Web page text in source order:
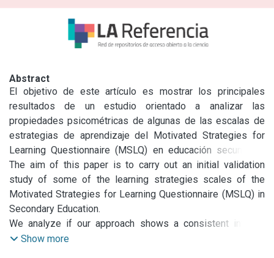
Abstract
El objetivo de este artículo es mostrar los principales
resultados de un estudio orientado a analizar las
propiedades psicométricas de algunas de las escalas de
estrategias de aprendizaje del Motivated Strategies for
Learning Questionnaire (MSLQ) en educación secundaria.
Con ello, se ha pretendido comprobar si nuestra versión
muestra una estructura interna relativamente consistente y
acorde con la hallada por los autores del cuestionario, y si
los resultados apoyan la necesidad de abordar un estudio
de validación general de todo el instrumento en este nivel
educativo. La muestra estuvo compuesta por 374 alumnos
The aim of this paper is to carry out an initial validation
study of some of the learning strategies scales of the
Motivated Strategies for Learning Questionnaire (MSLQ) in
Secondary Education.
We analyze if our approach shows a consistent internal
structure that is coherent with that found by its authors, and
Show more